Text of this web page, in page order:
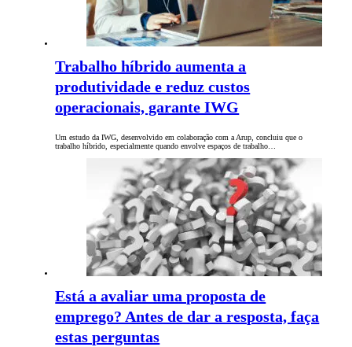
Trabalho híbrido aumenta a
produtividade e reduz custos
operacionais, garante IWG
Um estudo da IWG, desenvolvido em colaboração com a Arup, concluiu que o
trabalho híbrido, especialmente quando envolve espaços de trabalho…
Está a avaliar uma proposta de
emprego? Antes de dar a resposta, faça
estas perguntas